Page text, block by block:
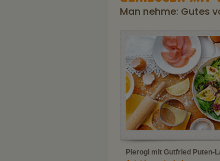
Man nehme: Gutes
Pierogi mit Gutfried Puten-